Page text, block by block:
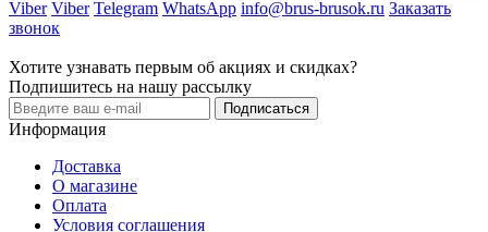
Viber Viber Telegram WhatsApp info@brus-brusok.ru Заказать
звонок
Хотите узнавать первым об акциях и скидках?
Подпишитесь на нашу рассылку
Подписаться
Информация
Доставка
О магазине
Оплата
Условия соглашения